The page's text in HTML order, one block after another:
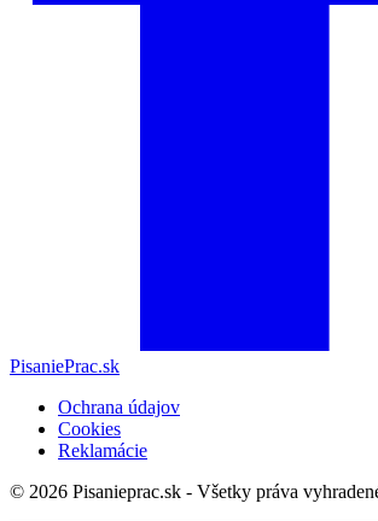
PisaniePrac.sk
Ochrana údajov
Cookies
Reklamácie
© 2026 Pisanieprac.sk - Všetky práva